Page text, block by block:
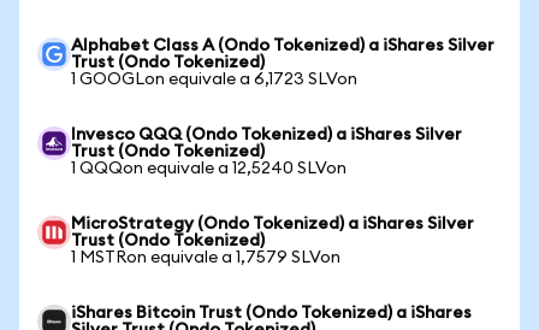
Alphabet Class A (Ondo Tokenized) a iShares Silver
Trust (Ondo Tokenized)
1 GOOGLon equivale a 6,1723 SLVon
Invesco QQQ (Ondo Tokenized) a iShares Silver
Trust (Ondo Tokenized)
1 QQQon equivale a 12,5240 SLVon
MicroStrategy (Ondo Tokenized) a iShares Silver
Trust (Ondo Tokenized)
1 MSTRon equivale a 1,7579 SLVon
iShares Bitcoin Trust (Ondo Tokenized) a iShares